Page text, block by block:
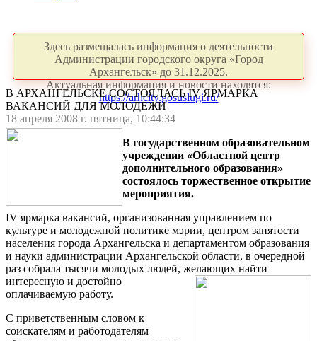
Здесь размещалась информация о деятельности
Администрации городского округа «Город
Архангельск» до 31.12.2025.
Актуальная информация и новости находятся:
https://arhcity.gosuslugi.ru/
В АРХАНГЕЛЬСКЕ СОСТОЯЛАСЬ IV ЯРМАРКА
ВАКАНСИЙ ДЛЯ МОЛОДЕЖИ
18 апреля 2008 г. пятница, 10:44:34
В государственном образовательном
учреждении «Областной центр
дополнительного образования»
состоялось торжественное открытие
мероприятия.
IV ярмарка вакансий, организованная управлением по
культуре и молодежной политике мэрии, центром занятости
населения города Архангельска и департаментом образования
и науки администрации Архангельской области, в очередной
раз собрала тысячи молодых людей, желающих найти
интересную и достойно
оплачиваемую работу.
С приветственным словом к
соискателям и работодателям